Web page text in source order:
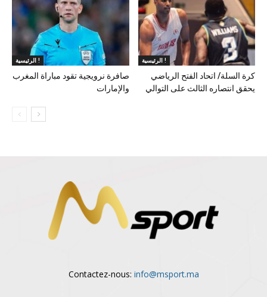
الرئيسية !
صافرة نرويجية تقود مباراة المغرب
والإمارات
الرئيسية !
كرة السلة/ اتحاد الفتح الرياضي
يحقق انتصاره الثالث على التوالي
Contactez-nous: info@msport.ma